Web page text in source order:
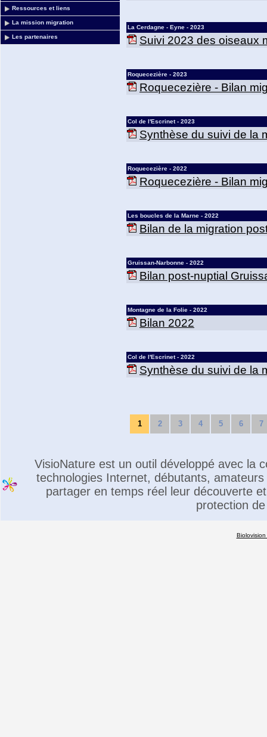
Ressources et liens
La mission migration
Les partenaires
La Cerdagne - Eyne - 2023
Suivi 2023 des oiseaux
Roquecezière - 2023
Roquecezière - Bilan
Col de l'Escrinet - 2023
Synthèse du suivi de la
Roquecezière - 2022
Roquecezière - Bilan
Les boucles de la Marne - 2022
Bilan de la migration
Gruissan-Narbonne - 2022
Bilan post-nuptial
Montagne de la Folie - 2022
Bilan 2022
Col de l'Escrinet - 2022
Synthèse du suivi de la
1 2 3 4 5 6 7
VisioNature est un outil développé avec la
technologies Internet, débutants,
partager en temps réel leur découverte
protection
Biolovision